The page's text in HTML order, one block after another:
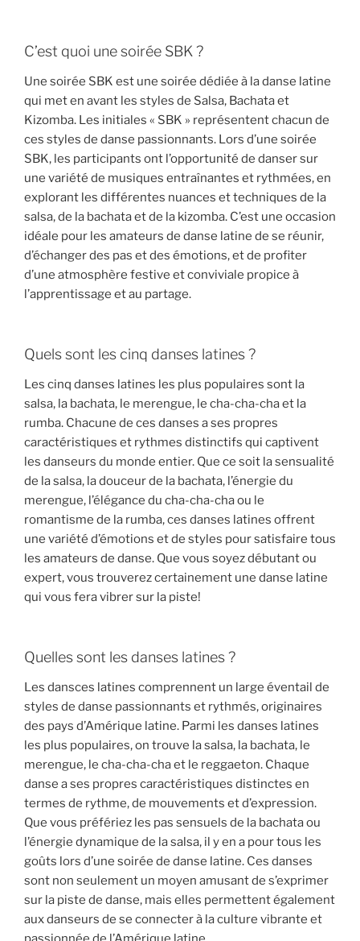
C’est quoi une soirée SBK ?
Une soirée SBK est une soirée dédiée à la danse latine
qui met en avant les styles de Salsa, Bachata et
Kizomba. Les initiales « SBK » représentent chacun de
ces styles de danse passionnants. Lors d’une soirée
SBK, les participants ont l’opportunité de danser sur
une variété de musiques entraînantes et rythmées, en
explorant les différentes nuances et techniques de la
salsa, de la bachata et de la kizomba. C’est une occasion
idéale pour les amateurs de danse latine de se réunir,
d’échanger des pas et des émotions, et de profiter
d’une atmosphère festive et conviviale propice à
l’apprentissage et au partage.
Quels sont les cinq danses latines ?
Les cinq danses latines les plus populaires sont la
salsa, la bachata, le merengue, le cha-cha-cha et la
rumba. Chacune de ces danses a ses propres
caractéristiques et rythmes distinctifs qui captivent
les danseurs du monde entier. Que ce soit la sensualité
de la salsa, la douceur de la bachata, l’énergie du
merengue, l’élégance du cha-cha-cha ou le
romantisme de la rumba, ces danses latines offrent
une variété d’émotions et de styles pour satisfaire tous
les amateurs de danse. Que vous soyez débutant ou
expert, vous trouverez certainement une danse latine
qui vous fera vibrer sur la piste!
Quelles sont les danses latines ?
Les dansces latines comprennent un large éventail de
styles de danse passionnants et rythmés, originaires
des pays d’Amérique latine. Parmi les danses latines
les plus populaires, on trouve la salsa, la bachata, le
merengue, le cha-cha-cha et le reggaeton. Chaque
danse a ses propres caractéristiques distinctes en
termes de rythme, de mouvements et d’expression.
Que vous préfériez les pas sensuels de la bachata ou
l’énergie dynamique de la salsa, il y en a pour tous les
goûts lors d’une soirée de danse latine. Ces danses
sont non seulement un moyen amusant de s’exprimer
sur la piste de danse, mais elles permettent également
aux danseurs de se connecter à la culture vibrante et